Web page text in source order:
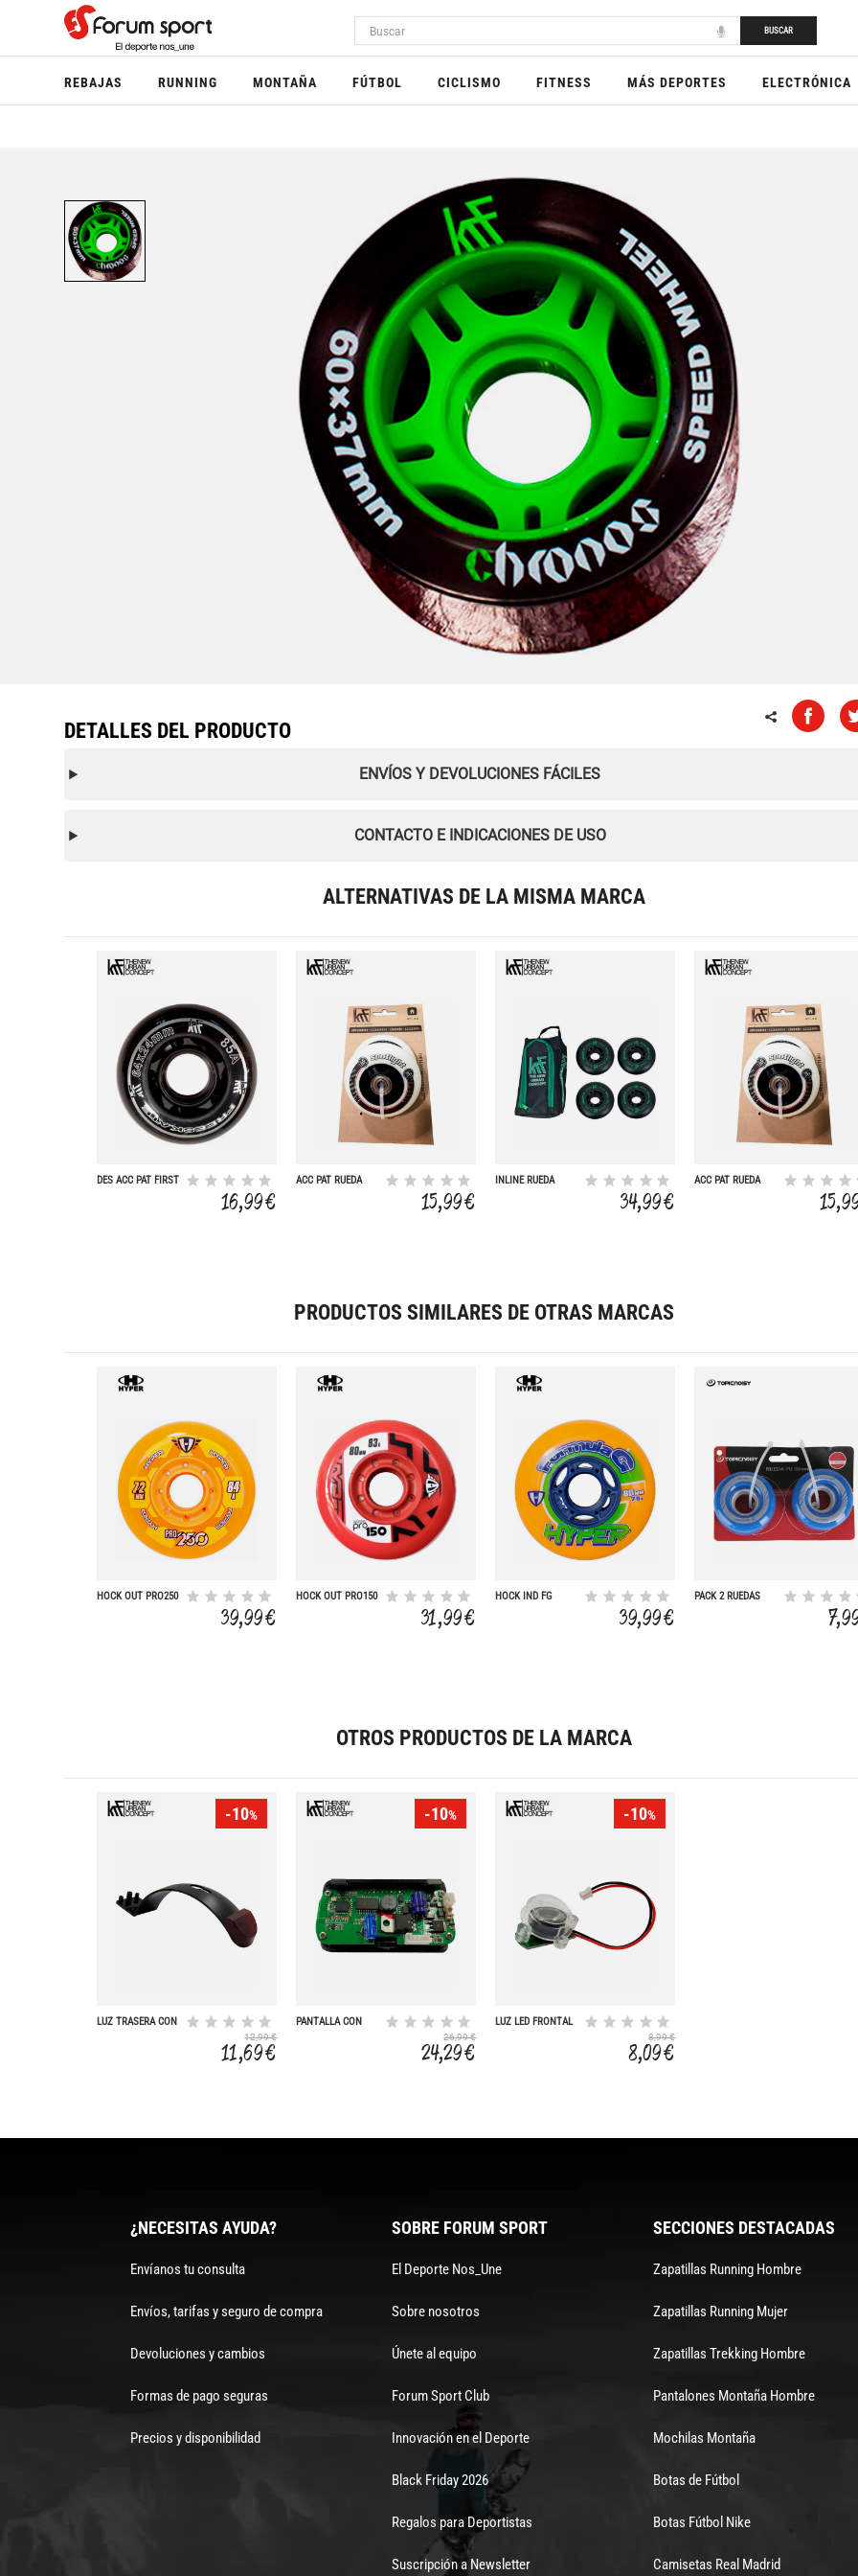
BUSCAR
REBAJAS RUNNING MONTAÑA FÚTBOL CICLISMO FITNESS MÁS DEPORTES ELECTRÓNICA
DETALLES DEL PRODUCTO
ENVÍOS Y DEVOLUCIONES FÁCILES
CONTACTO E INDICACIONES DE USO
ALTERNATIVAS DE LA MISMA MARCA
DES ACC PAT FIRST
16,99 €
ACC PAT RUEDA
15,99 €
INLINE RUEDA
34,99 €
ACC PAT RUEDA
PRODUCTOS SIMILARES DE OTRAS MARCAS
HOCK OUT PRO250
39,99 €
HOCK OUT PRO150
31,99 €
HOCK IND FG
39,99 €
PACK 2 RUEDAS
OTROS PRODUCTOS DE LA MARCA
-10%
LUZ TRASERA CON
12,99 €
11,69 €
-10%
PANTALLA CON
26,99 €
24,29 €
-10%
LUZ LED FRONTAL
8,99 €
8,09 €
¿NECESITAS AYUDA?
Envíanos tu consulta
Envíos, tarifas y seguro de compra
Devoluciones y cambios
Formas de pago seguras
Precios y disponibilidad
SOBRE FORUM SPORT
El Deporte Nos_Une
Sobre nosotros
Únete al equipo
Forum Sport Club
Innovación en el Deporte
Black Friday 2026
Regalos para Deportistas
Suscripción a Newsletter
SECCIONES DESTACADAS
Zapatillas Running Hombre
Zapatillas Running Mujer
Zapatillas Trekking Hombre
Pantalones Montaña Hombre
Mochilas Montaña
Botas de Fútbol
Botas Fútbol Nike
Camisetas Real Madrid